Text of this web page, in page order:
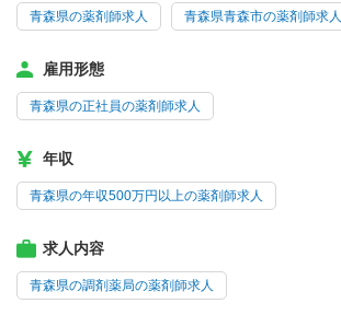
青森県の薬剤師求人 青森県青森市の薬剤師求人
雇用形態
青森県の正社員の薬剤師求人
年収
青森県の年収500万円以上の薬剤師求人
求人内容
青森県の調剤薬局の薬剤師求人